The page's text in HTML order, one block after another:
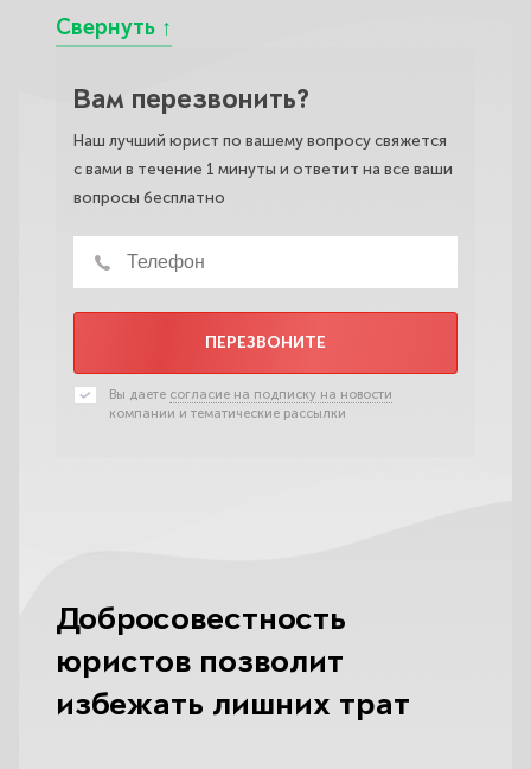
Вам перезвонить?
Наш лучший юрист по вашему вопросу свяжется
с вами в течение 1 минуты и ответит на все ваши
вопросы бесплатно
ПЕРЕЗВОНИТЕ
Вы даете согласие на подписку на новости
компании и тематические рассылки
Добросовестность
юристов позволит
избежать лишних трат